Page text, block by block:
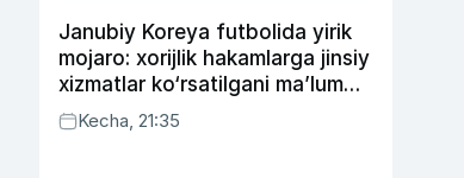
Janubiy Koreya futbolida yirik
mojaro: xorijlik hakamlarga jinsiy
xizmatlar ko‘rsatilgani ma’lum
qilindi
Kecha, 21:35